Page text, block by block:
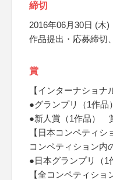
締切
2016年06月30日 (木)
作品提出・応募締切
賞
【インターナショナ
●グランプリ（1作
●新人賞（1作品）
【日本コンペティ
コンペティション内
●日本グランプリ（
【全コンペティショ